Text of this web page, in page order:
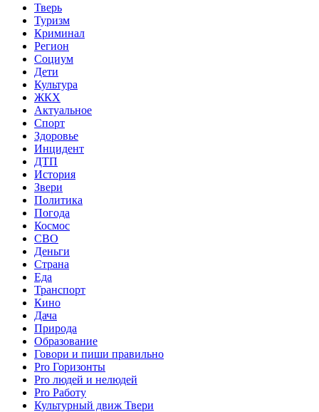
Тверь
Туризм
Криминал
Регион
Социум
Дети
Культура
ЖКХ
Актуальное
Спорт
Здоровье
Инцидент
ДТП
История
Звери
Политика
Погода
Космос
СВО
Деньги
Страна
Еда
Транспорт
Кино
Дача
Природа
Образование
Говори и пиши правильно
Pro Горизонты
Pro людей и нелюдей
Pro Работу
Культурный движ Твери